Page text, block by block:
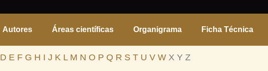
Autores Áreas científicas Organigrama Ficha Técnica
D E F G H I J K L M N O P Q R S T U V W X Y Z